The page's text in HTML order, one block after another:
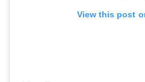
View this post